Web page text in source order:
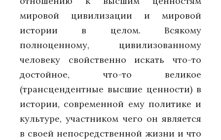
мировой цивилизации и мировой
истории в целом. Всякому
полноценному, цивилизованному
человеку свойственно искать что-то
достойное, что-то великое
(трансцендентные высшие ценности) в
истории, современной ему политике и
культуре, участником чего он является
в своей непосредственной жизни и что